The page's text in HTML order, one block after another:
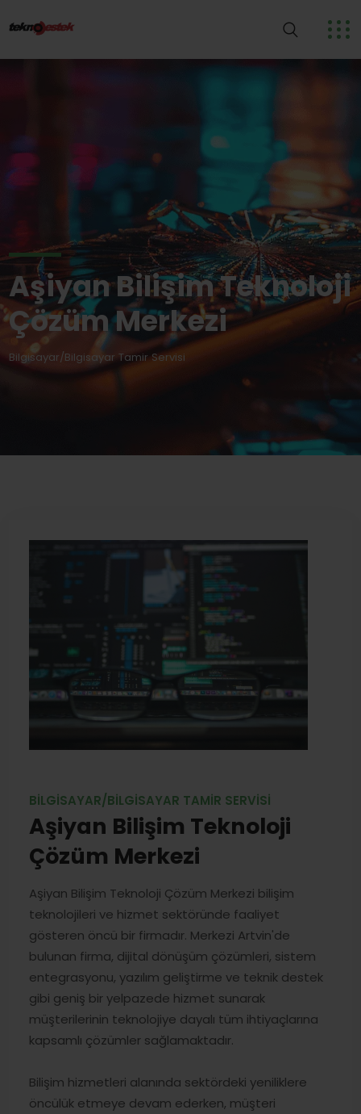
Aşiyan Bilişim Teknoloji
Çözüm Merkezi
Bilgisayar/Bilgisayar Tamir Servisi
BILGISAYAR/BILGISAYAR TAMIR SERVISI
Aşiyan Bilişim Teknoloji
Çözüm Merkezi
Aşiyan Bilişim Teknoloji Çözüm Merkezi bilişim
teknolojileri ve hizmet sektöründe faaliyet
gösteren öncü bir firmadır. Merkezi Artvin'de
bulunan firma, dijital dönüşüm çözümleri, sistem
entegrasyonu, yazılım geliştirme ve teknik destek
gibi geniş bir yelpazede hizmet sunarak
müşterilerinin teknolojiye dayalı tüm ihtiyaçlarına
kapsamlı çözümler sağlamaktadır.
Bilişim hizmetleri alanında sektördeki yeniliklere
öncülük etmeye devam ederken, müşteri